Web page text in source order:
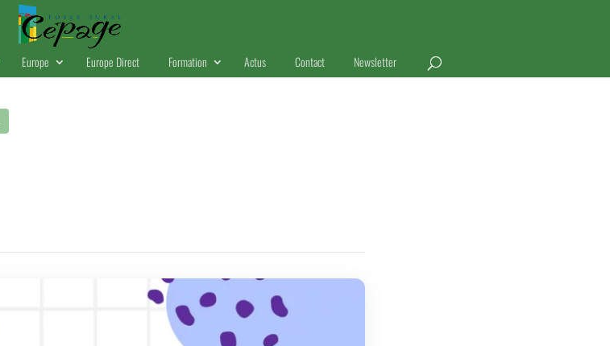
Europe Europe Direct Formation Actus Contact Newsletter